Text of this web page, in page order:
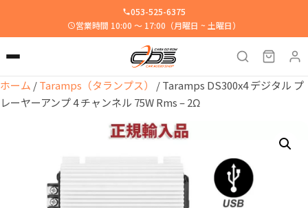
053-525-6375
営業時間 10:00 ～ 17:00（月曜日 ~ 土曜日）
ホーム /Taramps（タランプス）
/ Taramps DS300x4 デジタル プ
レーヤーアンプ 4 チャンネル 75W Rms – 2Ω